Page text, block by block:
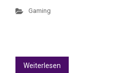
Gaming
Weiterlesen